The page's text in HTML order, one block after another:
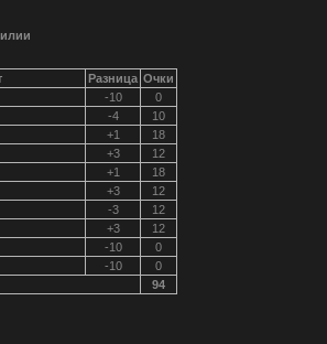
Разница Очки
-10
0
-4
10
+1
18
+3
12
+1
18
+3
12
-3
12
+3
12
-10
0
-10
0
94